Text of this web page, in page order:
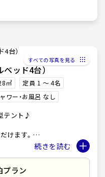
すべての写真を見る
ッド4台）
㎡
定員 1 〜 4名
ワー・お風呂 なし
テント♪
けます。
ろんカーテンを
味わえます。
プラン